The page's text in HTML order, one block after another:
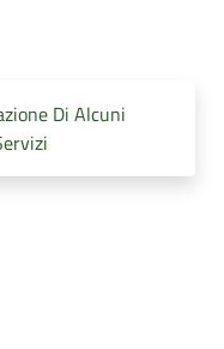
Di Alcuni